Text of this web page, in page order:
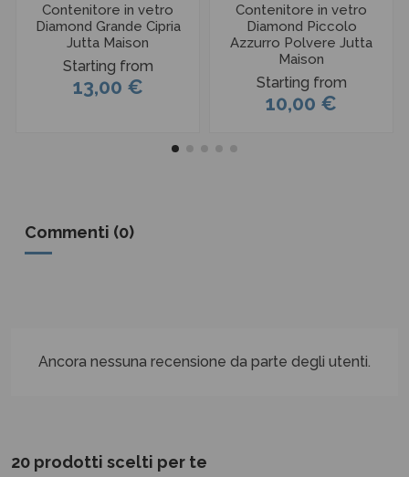
Contenitore in vetro
Diamond Grande Cipria
Jutta Maison
Starting from
13,00 €
Contenitore in vetro
Diamond Piccolo
Azzurro Polvere Jutta
Maison
Starting from
10,00 €
Commenti (0)
Ancora nessuna recensione da parte degli utenti.
20 prodotti scelti per te